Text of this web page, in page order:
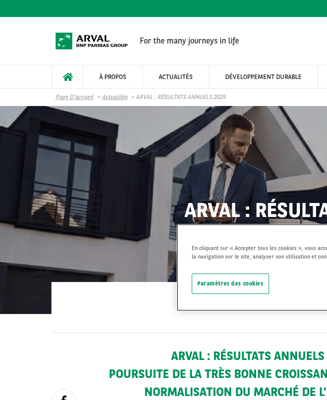
For the many journeys in life
À PROPOS ACTUALITÉS DÉVELOPPEMENT DURABLE
Page D’accueil Actualités ARVAL : RÉSULTATS ANNUELS 2025
ARVAL :
ARVAL : RÉSULTATS
POURSUITE DE LA TRÈS BONNE
NORMALISATION DU MARCHÉ DE
En cliquant sur « Accepter tous les cookies », vous
la navigation sur le site, analyser son utilisation et
Paramètres des cookies